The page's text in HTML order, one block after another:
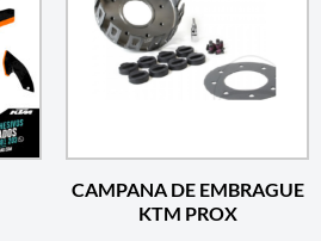
CAMPANA DE EMBRAGUE
KTM PROX